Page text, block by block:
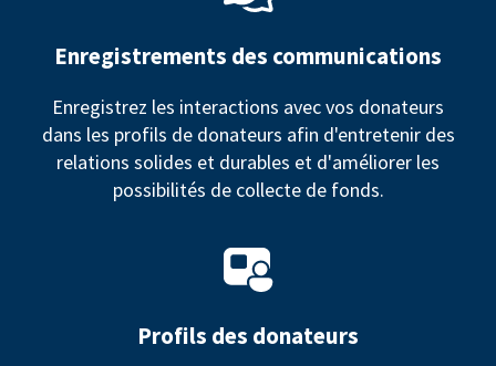
Enregistrements des communications
Enregistrez les interactions avec vos donateurs
dans les profils de donateurs afin d'entretenir des
relations solides et durables et d'améliorer les
possibilités de collecte de fonds.
Profils des donateurs